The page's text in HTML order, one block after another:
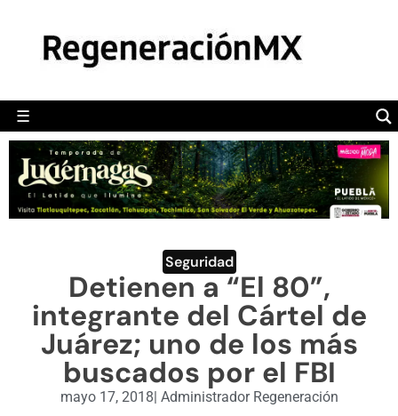
☰
POLÍTICA
CAMALEÓN
OPINIÓN
DEPORTES
ENGLISH SECTION
VIDEOS
Seguridad
Detienen a “El 80”,
integrante del Cártel de
Juárez; uno de los más
buscados por el FBI
mayo 17, 2018| Administrador Regeneración